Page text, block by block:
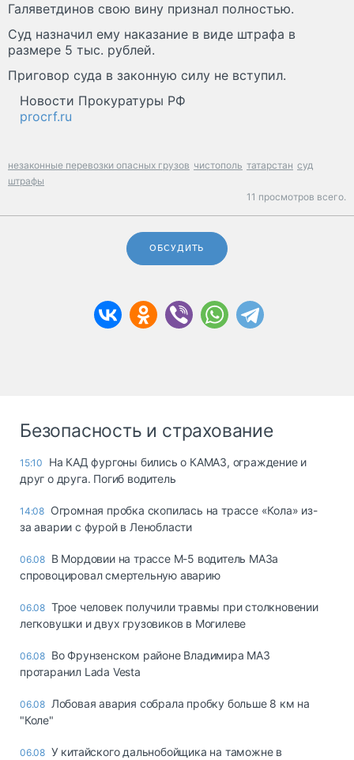
Галяветдинов свою вину признал полностью.
Суд назначил ему наказание в виде штрафа в
размере 5 тыс. рублей.
Приговор суда в законную силу не вступил.
Новости Прокуратуры РФ
procrf.ru
незаконные перевозки опасных грузов чистополь татарстан суд
штрафы
11 просмотров всего.
ОБСУДИТЬ
Безопасность и страхование
15:10
На КАД фургоны бились о КАМАЗ, ограждение и
друг о друга. Погиб водитель
14:08 Огромная пробка скопилась на трассе «Кола» из-
за аварии с фурой в Ленобласти
06.08 В Мордовии на трассе М-5 водитель МАЗа
спровоцировал смертельную аварию
06.08 Трое человек получили травмы при столкновении
легковушки и двух грузовиков в Могилеве
06.08 Во Фрунзенском районе Владимира МАЗ
протаранил Lada Vesta
06.08 Лобовая авария собрала пробку больше 8 км на
"Коле"
06.08 У китайского дальнобойщика на таможне в